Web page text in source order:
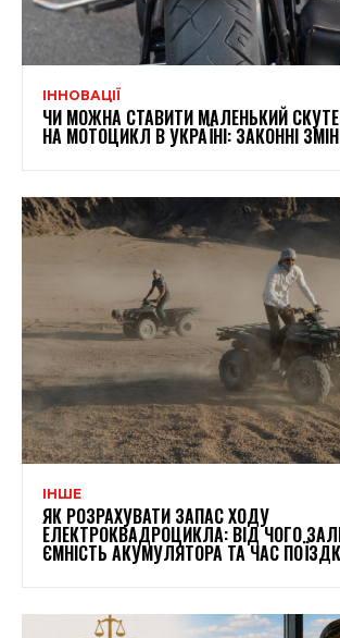
ІННОВАЦІЇ
ЧИ МОЖНА СТАВИТИ МАЛЕНЬКИЙ
НА МОТОЦИКЛ В УКРАЇНІ: ЗАКОННІ
ІНШЕ
ЯК РОЗРАХУВАТИ ЗАПАС ХОДУ
ЕЛЕКТРОКВАДРОЦИКЛА: ВІД ЧОГО
ЄМНІСТЬ АКУМУЛЯТОРА ТА ЧАС